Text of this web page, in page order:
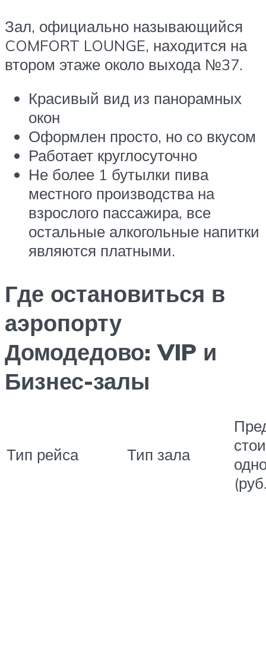
Зал, официально называющийся
COMFORT LOUNGE, находится на
втором этаже около выхода №37.
Красивый вид из панорамных
окон
Оформлен просто, но со вкусом
Работает круглосуточно
Не более 1 бутылки пива
местного производства на
взрослого пассажира, все
остальные алкогольные напитки
являются платными.
Где остановиться в
аэропорту
Домодедово: VIP и
Бизнес-залы
Тип рейса Тип зала